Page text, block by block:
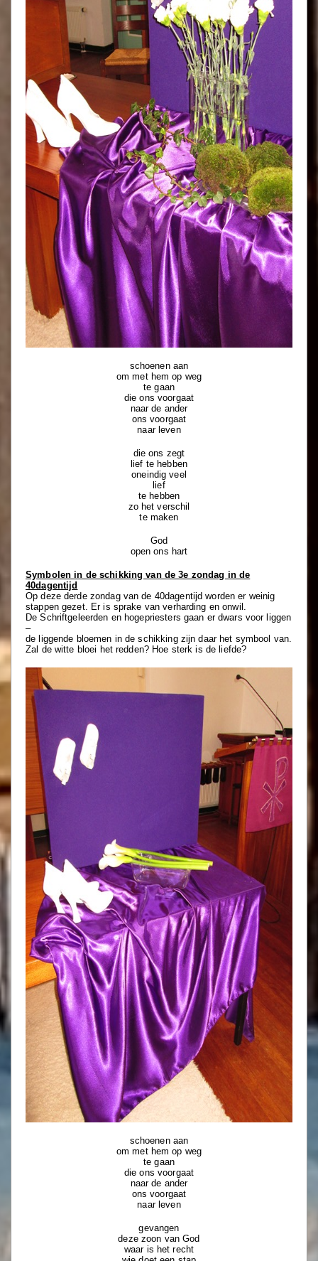
schoenen aan
om met hem op weg
te gaan
die ons voorgaat
naar de ander
ons voorgaat
naar leven
die ons zegt
lief te hebben
oneindig veel
lief
te hebben
zo het verschil
te maken
God
open ons hart
Symbolen in de schikking van de 3e zondag in de
40dagentijd
Op deze derde zondag van de 40dagentijd worden er weinig
stappen gezet. Er is sprake van verharding en onwil.
De Schriftgeleerden en hogepriesters gaan er dwars voor liggen
–
de liggende bloemen in de schikking zijn daar het symbool van.
Zal de witte bloei het redden? Hoe sterk is de liefde?
schoenen aan
om met hem op weg
te gaan
die ons voorgaat
naar de ander
ons voorgaat
naar leven
gevangen
deze zoon van God
waar is het recht